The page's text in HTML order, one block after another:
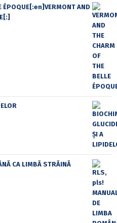
ÉPOQUE[:en]VERMONT AND
CA LIMBĂ STRĂINĂ